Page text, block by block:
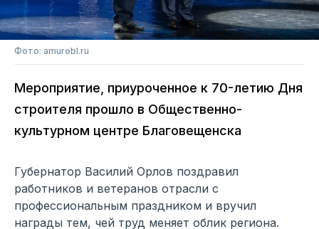
Фото: amurobl.ru
Мероприятие, приуроченное к 70-летию Дня
строителя прошло в Общественно-
культурном центре Благовещенска
Губернатор Василий Орлов поздравил
работников и ветеранов отрасли с
профессиональным праздником и вручил
награды тем, чей труд меняет облик региона.